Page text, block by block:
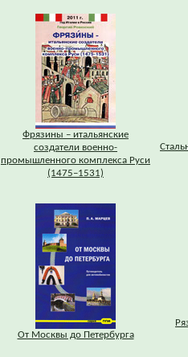
Фрязины – итальянские
создатели военно-
промышленного комплекса Руси
(1475–1531)
От Москвы до Петербурга